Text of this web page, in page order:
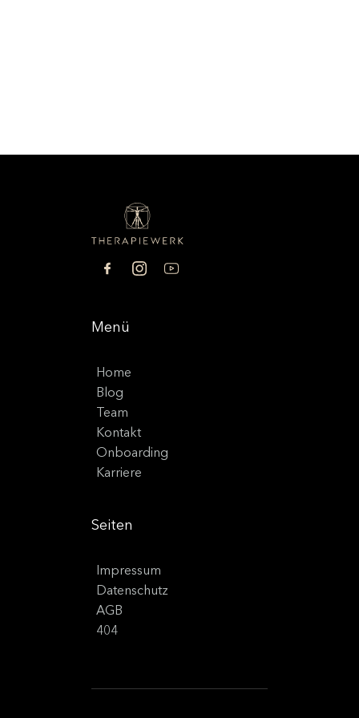
Menü
Home
Blog
Team
Kontakt
Onboarding
Karriere
Seiten
Impressum
Datenschutz
AGB
404